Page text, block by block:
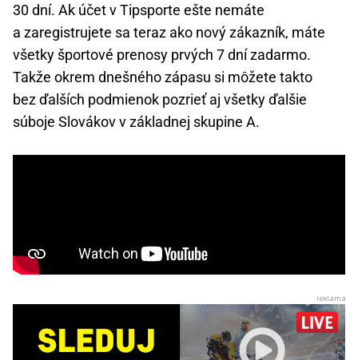
30 dní. Ak účet v Tipsporte ešte nemáte
a zaregistrujete sa teraz ako nový zákazník, máte
všetky športové prenosy prvých 7 dní zadarmo.
Takže okrem dnešného zápasu si môžete takto
bez ďalších podmienok pozrieť aj všetky ďalšie
súboje Slovákov v základnej skupine A.